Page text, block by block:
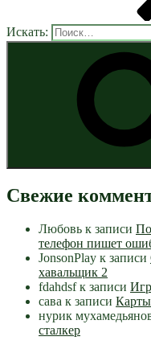
Искать:
Свежие
Любовь к записи
телефон пишет
JonsonPlay к записи
хавальщик 2
fdahdsfк записи
сава к записи
нурик
сталкер